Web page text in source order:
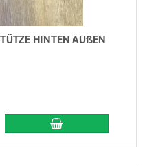
HINTEN AUßEN